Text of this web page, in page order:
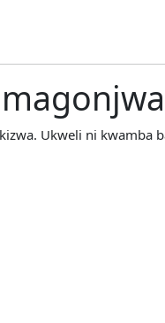
Ukweli ni kwamba